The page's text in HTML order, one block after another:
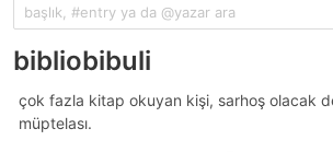
bibliobibuli
çok fazla kitap okuyan kişi, sarhoş olacak
müptelası.